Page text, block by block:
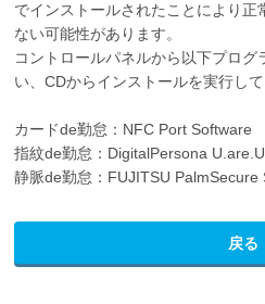
でインストールされたことにより
ない可能性があります。
コントロールパネルから以下プロ
い、CDからインストールを実行して
カードde勤怠：NFC Port Software
指紋de勤怠：DigitalPersona
静脈de勤怠：FUJITSU PalmSecure
戻る